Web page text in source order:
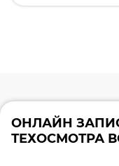
ОНЛАЙН
ТЕХОСМОТРА